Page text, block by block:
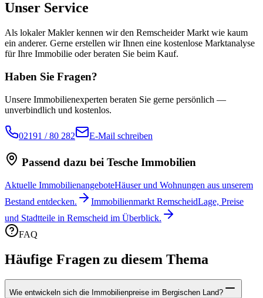
Unser Service
Als lokaler Makler kennen wir den Remscheider Markt wie kaum
ein anderer. Gerne erstellen wir Ihnen eine kostenlose Marktanalyse
für Ihre Immobilie oder beraten Sie beim Kauf.
Haben Sie Fragen?
Unsere Immobilienexperten beraten Sie gerne persönlich —
unverbindlich und kostenlos.
02191 / 80 282 E-Mail schreiben
Passend dazu bei Tesche Immobilien
Aktuelle ImmobilienangeboteHäuser und Wohnungen aus unserem
Bestand entdecken.
Immobilienmarkt RemscheidLage, Preise
und Stadtteile in Remscheid im Überblick.
FAQ
Häufige Fragen zu diesem Thema
Wie entwickeln sich die Immobilienpreise im Bergischen Land?